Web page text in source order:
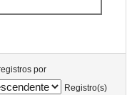
por
Registro(s)